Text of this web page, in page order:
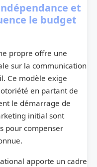
et
le budget
propre offre une
sur la communication
Ce modèle exige
en partant de
le démarrage de
initial sont
pour compenser
apporte un cadre